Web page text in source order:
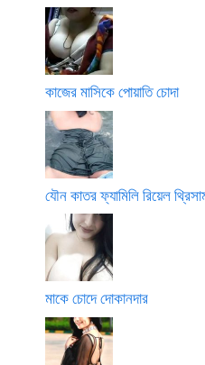
কাজের মাসিকে পোয়াতি চোদা
যৌন কাতর ফ্যামিলি রিয়েল
মাকে চোদে দোকানদার